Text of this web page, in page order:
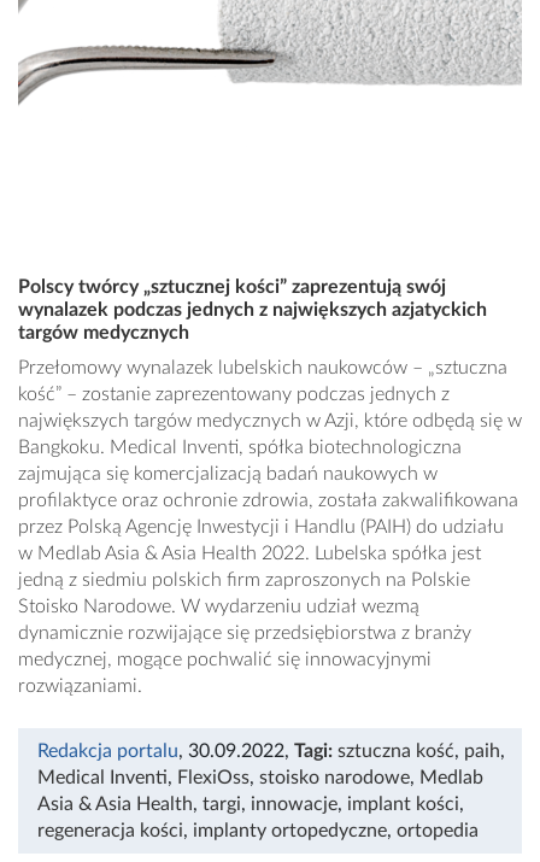
Polscy twórcy „sztucznej kości” zaprezentują swój
wynalazek podczas jednych z największych azjatyckich
targów medycznych
Przełomowy wynalazek lubelskich naukowców – „sztuczna
kość” – zostanie zaprezentowany podczas jednych z
największych targów medycznych w Azji, które odbędą się w
Bangkoku. Medical Inventi, spółka biotechnologiczna
zajmująca się komercjalizacją badań naukowych w
profilaktyce oraz ochronie zdrowia, została zakwalifikowana
przez Polską Agencję Inwestycji i Handlu (PAIH) do udziału
w Medlab Asia & Asia Health 2022. Lubelska spółka jest
jedną z siedmiu polskich firm zaproszonych na Polskie
Stoisko Narodowe. W wydarzeniu udział wezmą
dynamicznie rozwijające się przedsiębiorstwa z branży
medycznej, mogące pochwalić się innowacyjnymi
rozwiązaniami.
Redakcja portalu, 30.09.2022, Tagi: sztuczna kość, paih,
Medical Inventi, FlexiOss, stoisko narodowe, Medlab
Asia & Asia Health, targi, innowacje, implant kości,
regeneracja kości, implanty ortopedyczne, ortopedia